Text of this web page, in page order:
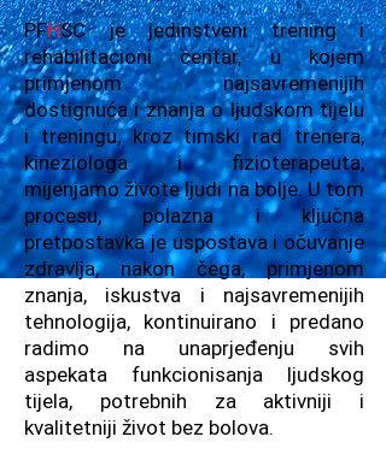
PFHSC je jedinstveni trening i
rehabilitacioni centar, u kojem
primjenom najsavremenijih
dostignuća i znanja o ljudskom tijelu
i treningu, kroz timski rad trenera,
kineziologa i fizioterapeuta,
mijenjamo živote ljudi na bolje. U tom
procesu, polazna i ključna
pretpostavka je uspostava i očuvanje
zdravlja, nakon čega, primjenom
znanja, iskustva i najsavremenijih
tehnologija, kontinuirano i predano
radimo na unaprjeđenju svih
aspekata funkcionisanja ljudskog
tijela, potrebnih za aktivniji i
kvalitetniji život bez bolova.